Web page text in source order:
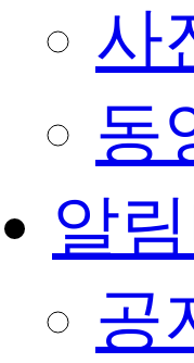
사
동
알
공